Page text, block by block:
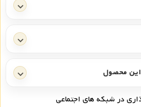
این محصول
در شبکه های اجتماعی